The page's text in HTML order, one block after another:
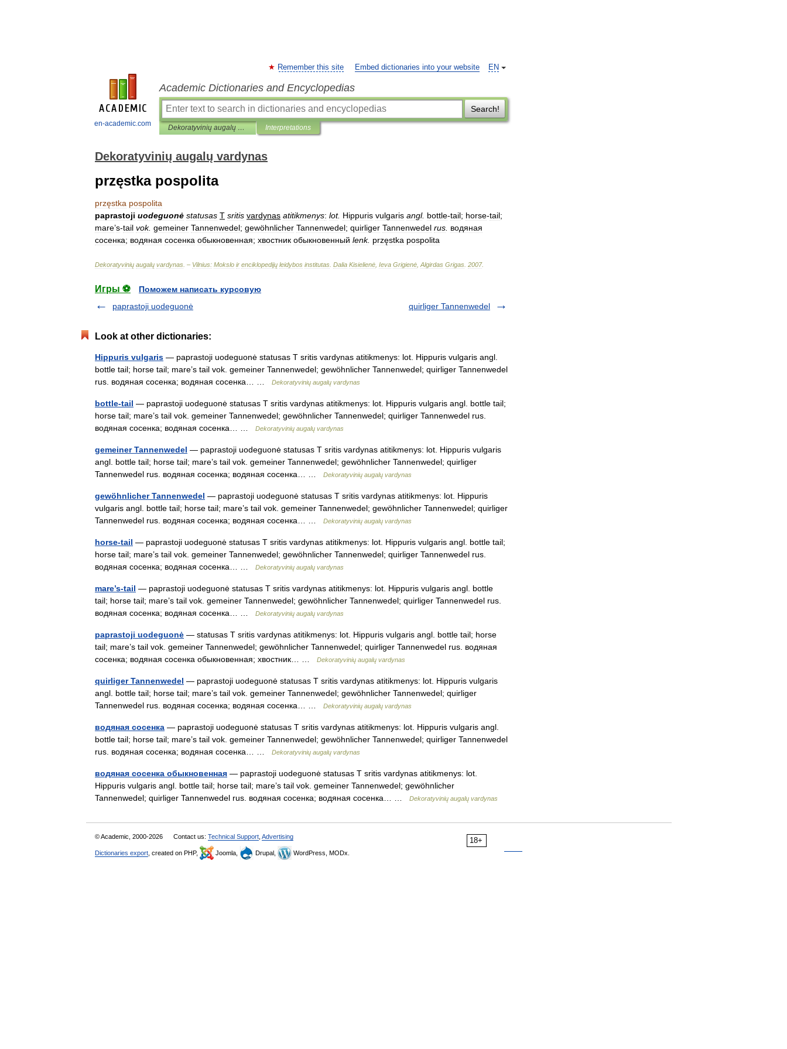
en-academic.com
EN
Remember this site Embed dictionaries into your website
Academic Dictionaries and Encyclopedias
Search!
Dekoratyvinių augalų vardynas Interpretations
Dekoratyvinių augalų vardynas
przęstka pospolita
przęstka pospolita
paprastoji uodeguonė statusas T sritis vardynas atitikmenys: lot. Hippuris vulgaris angl. bottle-tail; horse-tail;
mare’s-tail vok. gemeiner Tannenwedel; gewöhnlicher Tannenwedel; quirliger Tannenwedel rus водяная
сосенка; водяная сосенка обыкновенная; хвостник обыкновенный lenk. przęstka pospolita
Dekoratyvinių augalų vardynas . – Vilnius: Mokslo ir enciklopedijų leidybos institutas Dalia Kisielienė Ieva Grigienė Algirdas Grigas 2007.
Игры ⚽
Поможем написать курсовую
paprastoji uodeguonė
quirliger Tannenwedel
Look at other dictionaries:
Hippuris vulgaris — paprastoji uodeguonė statusas T sritis vardynas atitikmenys: lot. Hippuris vulgaris angl.
bottle tail; horse tail; mare’s tail vok. gemeiner Tannenwedel; gewöhnlicher Tannenwedel; quirliger Tannenwedel
rus. водяная сосенка; водяная сосенка… …
Dekoratyvinių augalų vardynas
bottle-tail — paprastoji uodeguonė statusas T sritis vardynas atitikmenys: lot. Hippuris vulgaris angl. bottle tail;
horse tail; mare’s tail vok. gemeiner Tannenwedel; gewöhnlicher Tannenwedel; quirliger Tannenwedel rus.
водяная сосенка; водяная сосенка… …
Dekoratyvinių augalų vardynas
gemeiner Tannenwedel — paprastoji uodeguonė statusas T sritis vardynas atitikmenys: lot. Hippuris vulgaris
angl. bottle tail; horse tail; mare’s tail vok. gemeiner Tannenwedel; gewöhnlicher Tannenwedel; quirliger
Tannenwedel rus. водяная сосенка; водяная сосенка… …
Dekoratyvinių augalų vardynas
gewöhnlicher Tannenwedel — paprastoji uodeguonė statusas T sritis vardynas atitikmenys: lot. Hippuris
vulgaris angl. bottle tail; horse tail; mare’s tail vok. gemeiner Tannenwedel; gewöhnlicher Tannenwedel; quirliger
Tannenwedel rus. водяная сосенка; водяная сосенка… …
Dekoratyvinių augalų vardynas
horse-tail — paprastoji uodeguonė statusas T sritis vardynas atitikmenys: lot. Hippuris vulgaris angl. bottle tail;
horse tail; mare’s tail vok. gemeiner Tannenwedel; gewöhnlicher Tannenwedel; quirliger Tannenwedel rus.
водяная сосенка; водяная сосенка… …
Dekoratyvinių augalų vardynas
mare’s-tail — paprastoji uodeguonė statusas T sritis vardynas atitikmenys: lot. Hippuris vulgaris angl. bottle
tail; horse tail; mare’s tail vok. gemeiner Tannenwedel; gewöhnlicher Tannenwedel; quirliger Tannenwedel rus.
водяная сосенка; водяная сосенка… …
Dekoratyvinių augalų vardynas
paprastoji uodeguonė — statusas T sritis vardynas atitikmenys: lot. Hippuris vulgaris angl. bottle tail; horse
tail; mare’s tail vok. gemeiner Tannenwedel; gewöhnlicher Tannenwedel; quirliger Tannenwedel rus. водяная
сосенка; водяная сосенка обыкновенная; хвостник… …
Dekoratyvinių augalų vardynas
quirliger Tannenwedel — paprastoji uodeguonė statusas T sritis vardynas atitikmenys: lot. Hippuris vulgaris
angl. bottle tail; horse tail; mare’s tail vok. gemeiner Tannenwedel; gewöhnlicher Tannenwedel; quirliger
Tannenwedel rus. водяная сосенка; водяная сосенка… …
Dekoratyvinių augalų vardynas
водяная сосенка — paprastoji uodeguonė statusas T sritis vardynas atitikmenys: lot. Hippuris vulgaris angl.
bottle tail; horse tail; mare’s tail vok. gemeiner Tannenwedel; gewöhnlicher Tannenwedel; quirliger Tannenwedel
rus. водяная сосенка; водяная сосенка… …
Dekoratyvinių augalų vardynas
водяная сосенка обыкновенная — paprastoji uodeguonė statusas T sritis vardynas atitikmenys: lot.
Hippuris vulgaris angl. bottle tail; horse tail; mare’s tail vok. gemeiner Tannenwedel; gewöhnlicher
Tannenwedel; quirliger Tannenwedel rus. водяная сосенка; водяная сосенка… …
Dekoratyvinių augalų vardynas
18+
© Academic, 2000-2026 Contact us: Technical Support Advertising
Dictionaries export , created on PHP, Joomla, Drupal, WordPress, MODx.